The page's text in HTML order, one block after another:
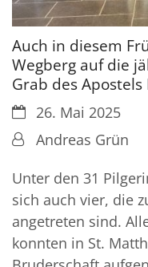
Auch in diesem
Wegberg auf die
Grab des
Datum:26. Mai 2025
Von:Andreas Grün
Unter den 31
sich auch vier, die
angetreten sind.
konnten in St.